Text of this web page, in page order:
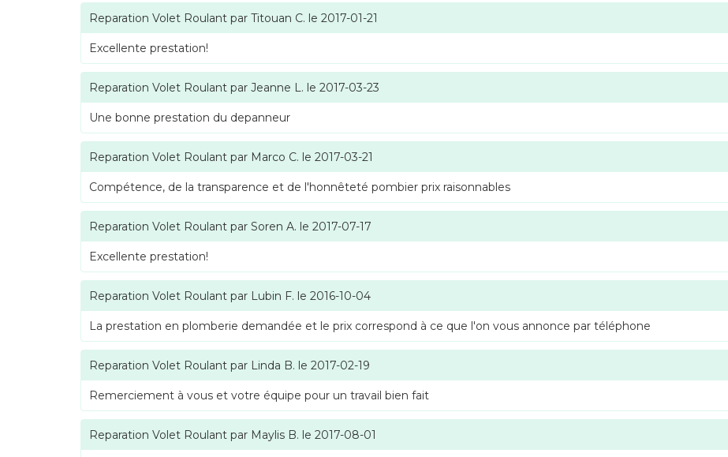
Reparation Volet Roulant par Titouan C. le 2017-01-21
Excellente prestation!
Reparation Volet Roulant par Jeanne L. le 2017-03-23
Une bonne prestation du depanneur
Reparation Volet Roulant par Marco C. le 2017-03-21
Compétence, de la transparence et de l'honnêteté pombier prix raisonnables
Reparation Volet Roulant par Soren A. le 2017-07-17
Excellente prestation!
Reparation Volet Roulant par Lubin F. le 2016-10-04
La prestation en plomberie demandée et le prix correspond à ce que l'on vous annonce par téléphone
Reparation Volet Roulant par Linda B. le 2017-02-19
Remerciement à vous et votre équipe pour un travail bien fait
Reparation Volet Roulant par Maylis B. le 2017-08-01